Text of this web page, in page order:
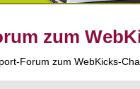
zum
Forum zum WebKicks-